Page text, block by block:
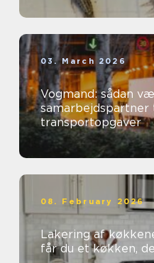
03. March 2026
Vogmand: sådan
samarbejdspartner
transportopgaver
08. February 2026
Lakering af køkkener
får du et køkken,